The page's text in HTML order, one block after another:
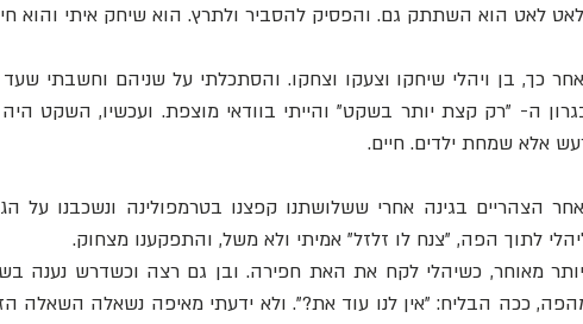
לאט הוא השתתק גם. והפסיק להסביר ולתרץ. הוא שיחק איתי והוא
אלא שמחת ילדים. חיים.
לתוך הפה, "צנח לו זלזל" אמיתי ולא משל, והתפקענו מצחוק.